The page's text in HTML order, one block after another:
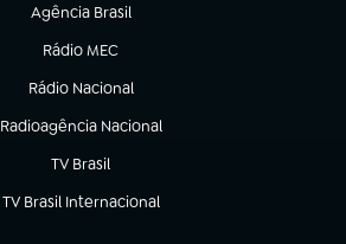
Agência Brasil
(abre em nova aba)
Rádio MEC
Rádio Nacional
(abre em nova aba)
Radioagência Nacional
(abre em nova aba)
TV Brasil
(abre em nova aba)
TV Brasil Internacional
(abre em nova aba)